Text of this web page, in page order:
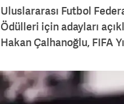
Uluslararası Futbol
Ödülleri için adayları
Hakan Çalhanoğlu, FIFA